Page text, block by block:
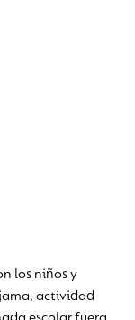
los niños y
actividad